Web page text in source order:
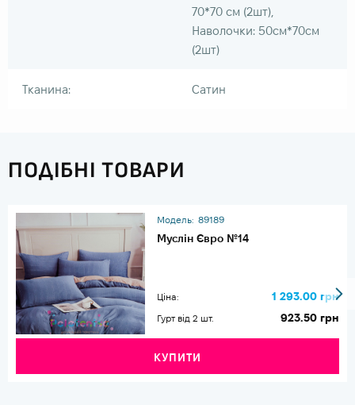
70*70 см (2шт),
Наволочки: 50см*70см
(2шт)
Тканина: Сатин
ПОДІБНІ ТОВАРИ
Модель: 89189
Муслін Євро №14
Ціна: 1 293.00 грн
Гурт від 2 шт. 923.50 грн
КУПИТИ